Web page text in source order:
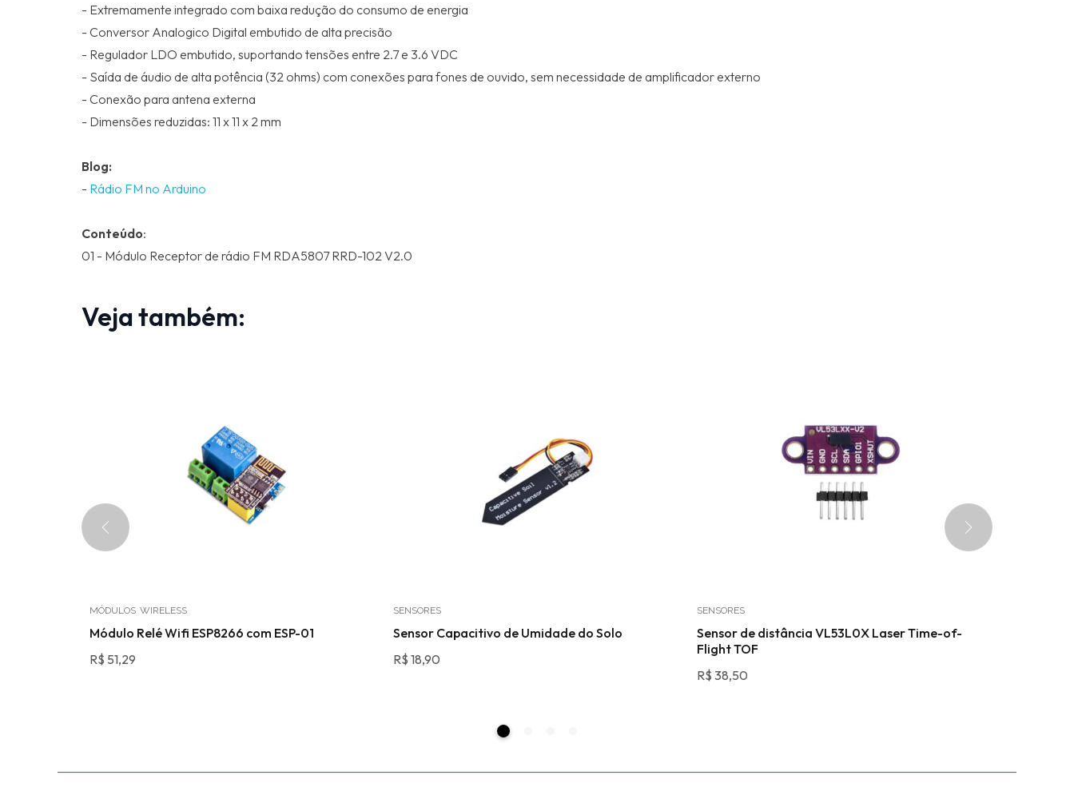
- Extremamente integrado com baixa redução do consumo de energia
- Conversor Analogico Digital embutido de alta precisão
- Regulador LDO embutido, suportando tensões entre 2.7 e 3.6 VDC
- Saída de áudio de alta potência (32 ohms) com conexões para fones de ouvido, sem necessidade de amplificador externo
- Conexão para antena externa
- Dimensões reduzidas: 11 x 11 x 2 mm
Blog:
- Rádio FM no Arduino
Conteúdo:
01 - Módulo Receptor de rádio FM RDA5807 RRD-102 V2.0
Veja também:
MÓDULOS WIRELESS
Módulo Relé Wifi ESP8266 com ESP-01
R$ 51,29
SENSORES
Sensor Capacitivo de Umidade do Solo
R$ 18,90
SENSORES
Sensor de distância VL53L0X Laser Time-of-
Flight TOF
R$ 38,50